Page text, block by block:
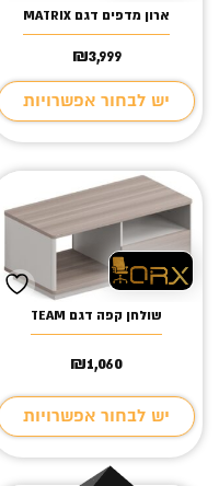
ארון מדפים דגם MATRIX
₪3,999
יש לבחור אפשרויות
שולחן קפה דגם TEAM
₪1,060
יש לבחור אפשרויות